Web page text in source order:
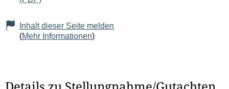
Inhalt dieser Seite melden
(Mehr Informationen)